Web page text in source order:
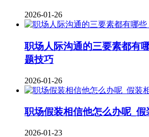
2026-01-26
职场人际沟通的三要素都有
题技巧
2026-01-26
职场假装相信他怎么办呢_假
2026-01-23